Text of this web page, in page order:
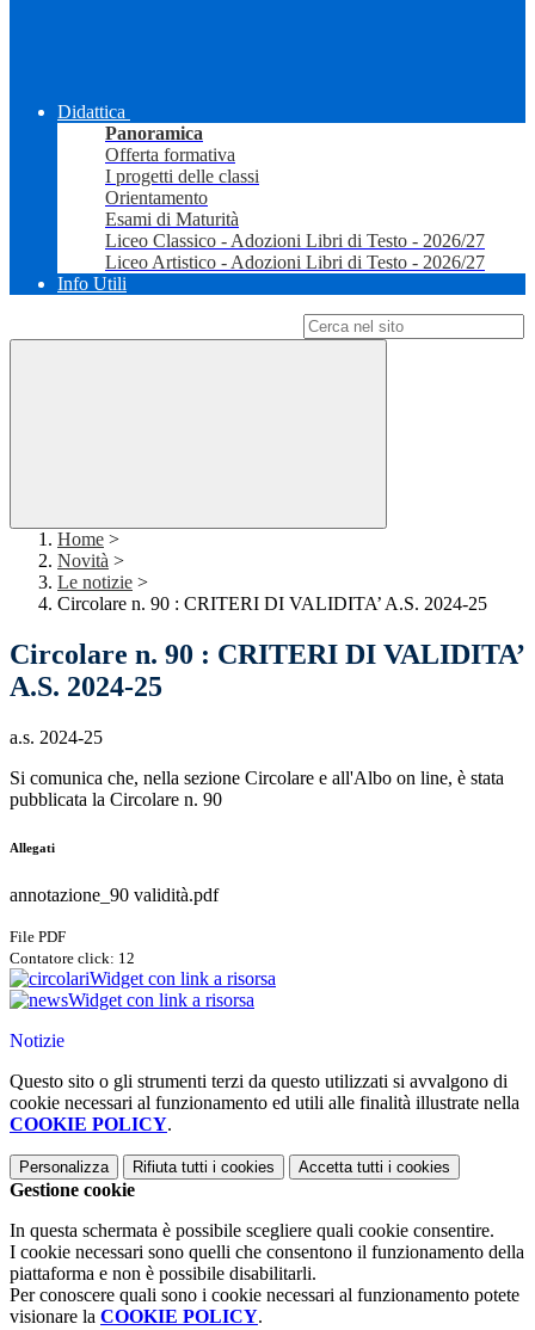
Didattica
Panoramica
Offerta formativa
I progetti delle classi
Orientamento
Esami di Maturità
Liceo Classico - Adozioni Libri di Testo - 2026/27
Liceo Artistico - Adozioni Libri di Testo - 2026/27
Info Utili
Home >
Novità >
Le notizie >
Circolare n. 90 : CRITERI DI VALIDITA’ A.S. 2024-25
Circolare n. 90 : CRITERI DI VALIDITA’
A.S. 2024-25
a.s. 2024-25
Si comunica che, nella sezione Circolare e all'Albo on line, è stata
pubblicata la Circolare n. 90
Allegati
annotazione_90 validità.pdf
File PDF
Contatore click: 12
Widget con link a risorsa
Widget con link a risorsa
Notizie
Questo sito o gli strumenti terzi da questo utilizzati si avvalgono di
cookie necessari al funzionamento ed utili alle finalità illustrate nella
COOKIE POLICY.
Personalizza Rifiuta tutti i cookies Accetta tutti i cookies
Gestione cookie
In questa schermata è possibile scegliere quali cookie consentire.
I cookie necessari sono quelli che consentono il funzionamento della
piattaforma e non è possibile disabilitarli.
Per conoscere quali sono i cookie necessari al funzionamento potete
visionare la COOKIE POLICY.